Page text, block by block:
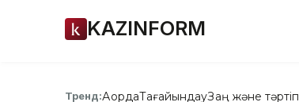
KAZINFORM
Тренд:АқордаТағайындауЗаң және тәртіп